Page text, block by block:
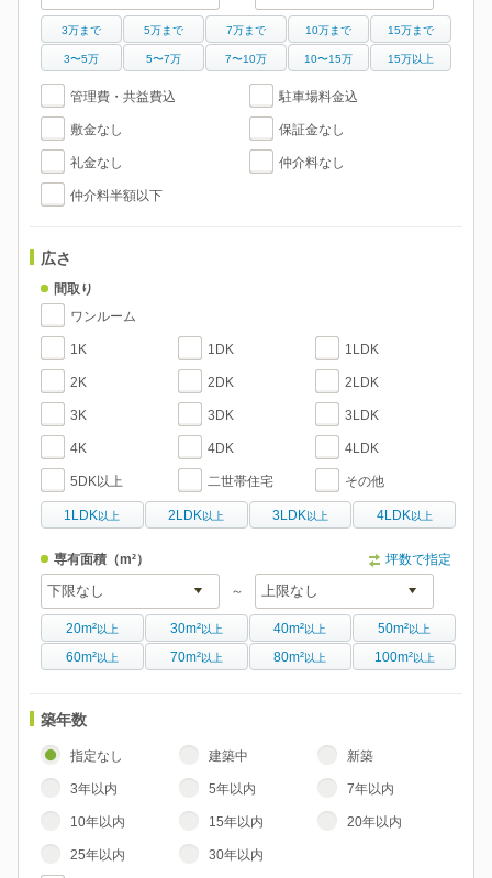
3万まで 5万まで 7万まで 10万まで 15万まで
3〜5万 5〜7万 7〜10万 10〜15万 15万以上
管理費・共益費込 駐車場料金込
敷金なし 保証金なし
礼金なし 仲介料なし
仲介料半額以下
広さ
間取り
ワンルーム
1K 1DK 1LDK
2K 2DK 2LDK
3K 3DK 3LDK
4K 4DK 4LDK
5DK以上 二世帯住宅 その他
1LDK 以上 2LDK 以上 3LDK 以上 4LDK 以上
専有面積（m²） 坪数で指定
～
20m²以上 30m²以上 40m²以上 50m²以上
60m²以上 70m²以上 80m²以上 100m²以上
築年数
指定なし 建築中 新築
3年以内 5年以内 7年以内
10年以内 15年以内 20年以内
25年以内 30年以内